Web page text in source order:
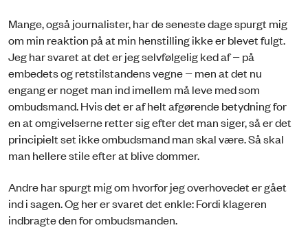
Mange, også journalister, har de seneste dage spurgt mig
om min reaktion på at min henstilling ikke er blevet fulgt.
Jeg har svaret at det er jeg selvfølgelig ked af − på
embedets og retstilstandens vegne − men at det nu
engang er noget man ind imellem må leve med som
ombudsmand. Hvis det er af helt afgørende betydning for
en at omgivelserne retter sig efter det man siger, så er det
principielt set ikke ombudsmand man skal være. Så skal
man hellere stile efter at blive dommer.
Andre har spurgt mig om hvorfor jeg overhovedet er gået
ind i sagen. Og her er svaret det enkle: Fordi klageren
indbragte den for ombudsmanden.